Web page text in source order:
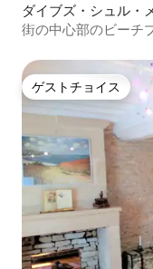
ダイブズ・シュル・
街の中心部のビーチ
ゲストチョイス
ゲストチョイス